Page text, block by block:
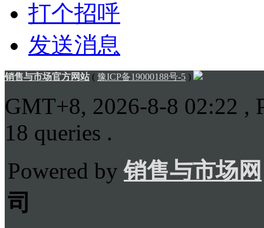
打个招呼
发送消息
销售与市场官方网站( 豫ICP备19000188号-5 )
GMT+8, 2026-8-8 02:22 ,
18 queries .
Powered by销售与市场网
司